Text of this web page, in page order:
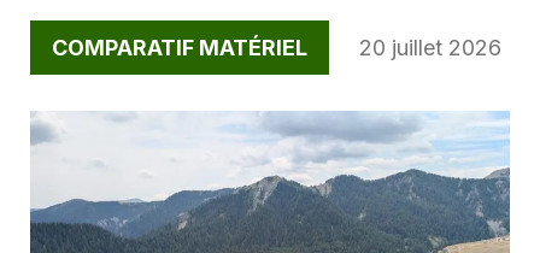
COMPARATIF MATÉRIEL 20 juillet 2026